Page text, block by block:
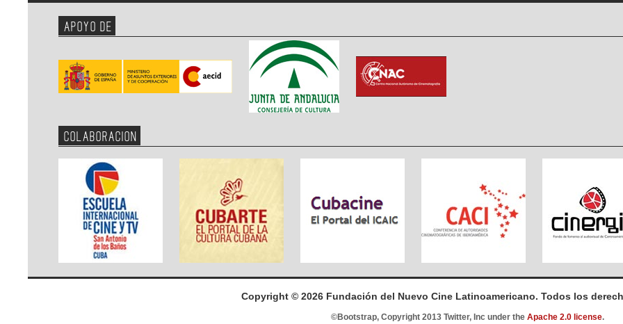
APOYO DE
COLABORACION
Copyright © 2026 Fundación del Nuevo Cine Latinoamericano. Todos los
©Bootstrap, Copyright 2013 Twitter, Inc under the Apache 2.0 license.